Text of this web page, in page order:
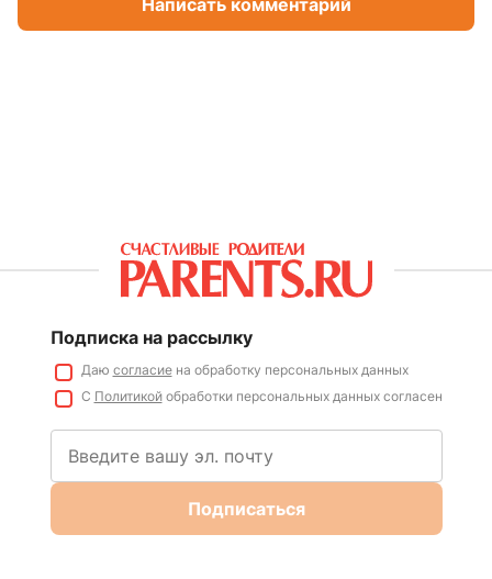
Подписка на рассылку
Даю согласиена обработку персональных данных
С Политикойобработки персональных данных согласен
Подписаться